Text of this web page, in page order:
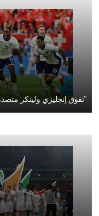
"تفوق إنجليزي ولينكر